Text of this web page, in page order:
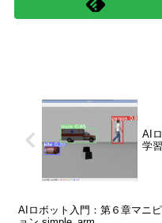
AI
学
AIロボット入門：第６章マニ